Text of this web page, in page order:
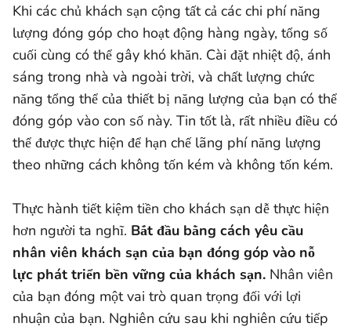
Khi các chủ khách sạn cộng tất cả các chi phí năng
lượng đóng góp cho hoạt động hàng ngày, tổng số
cuối cùng có thể gây khó khăn. Cài đặt nhiệt độ, ánh
sáng trong nhà và ngoài trời, và chất lượng chức
năng tổng thể của thiết bị năng lượng của bạn có thể
đóng góp vào con số này. Tin tốt là, rất nhiều điều có
thể được thực hiện để hạn chế lãng phí năng lượng
theo những cách không tốn kém và không tốn kém.
Thực hành tiết kiệm tiền cho khách sạn dễ thực hiện
hơn người ta nghĩ. Bắt đầu bằng cách yêu cầu
nhân viên khách sạn của bạn đóng góp vào nỗ
lực phát triển bền vững của khách sạn. Nhân viên
của bạn đóng một vai trò quan trọng đối với lợi
nhuận của bạn. Nghiên cứu sau khi nghiên cứu tiếp